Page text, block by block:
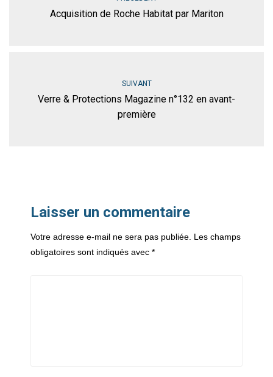
Acquisition de Roche Habitat par Mariton
SUIVANT
Verre & Protections Magazine n°132 en avant-
première
Laisser un commentaire
Votre adresse e-mail ne sera pas publiée. Les champs
obligatoires sont indiqués avec *